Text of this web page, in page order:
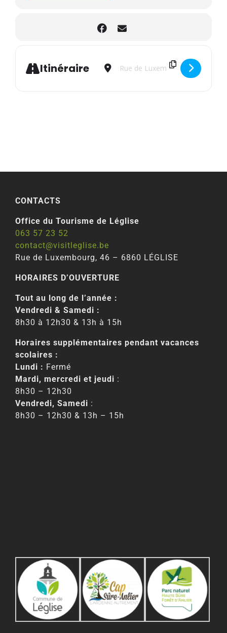
Itinéraire
Address - Apéro du vendredi -
Destination Address - Apéro
CONTACTS
Office du Tourisme de Léglise
063 57 23 52
contact@visitleglise.be
Rue de Luxembourg, 46 – 6860 LÉGLISE
HORAIRES D’OUVERTURE
Tout au long de l’année :
Vendredi & Samedi :
8h30 à 12h30 & 13h à 15h
Horaires supplémentaires pendant vacances
scolaires :
Lundi : Fermé
Mardi, mercredi et jeudi :
8h30 – 12h30
Vendredi, Samedi :
8h30 – 12h30 & 13h – 15h